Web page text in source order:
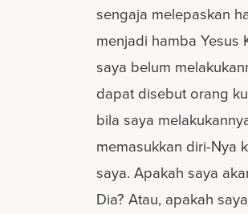
sengaja melepaskan
menjadi hamba Yesus
saya belum
dapat disebut orang
bila saya
memasukkan diri-Nya
saya. Apakah saya
Dia? Atau, apakah